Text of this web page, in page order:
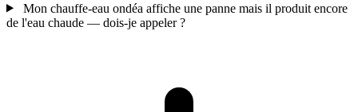
Mon chauffe-eau ondéa affiche une panne mais il produit encore
de l'eau chaude — dois-je appeler ?